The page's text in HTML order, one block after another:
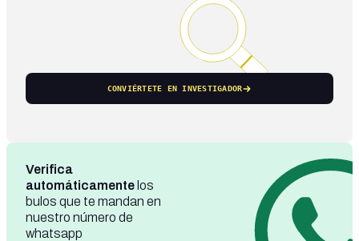
CONVIÉRTETE EN INVESTIGADOR
Verifica
automáticamente los
bulos que te mandan en
nuestro número de
whatsapp